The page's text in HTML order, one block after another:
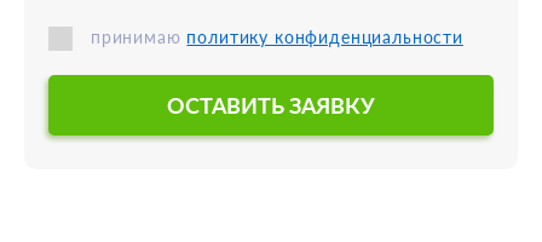
принимаю политику конфиденциальности
ОСТАВИТЬ ЗАЯВКУ